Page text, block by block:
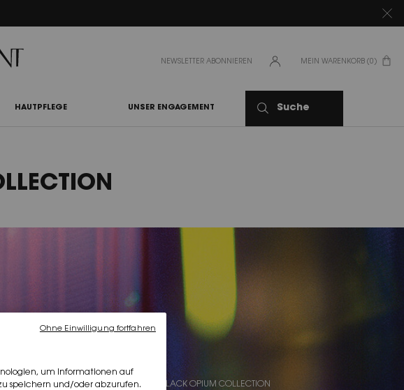
NEWSLETTER ABONNIEREN MEIN WARENKORB 0
HAUTPFLEGE UNSER ENGAGEMENT Suche
THE BLACK OPIUM COLLECTION
um Informationen auf
speichern und/oder abzurufen.
Ohne Einwilligung fortfahren